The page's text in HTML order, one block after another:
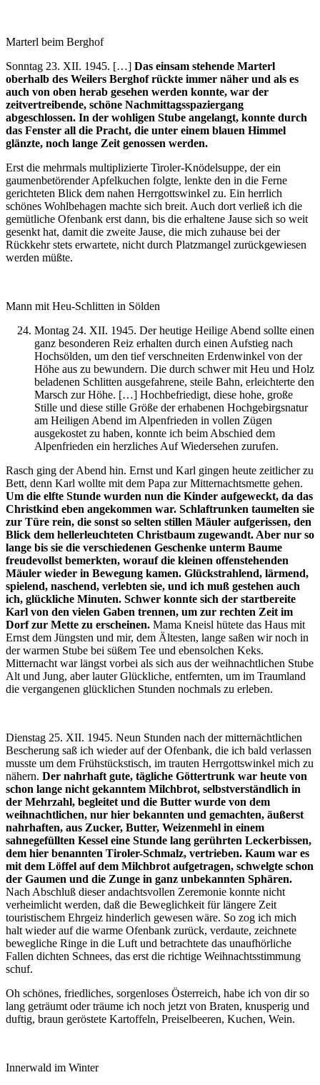
Marterl beim Berghof
Sonntag 23. XII. 1945. […] Das einsam stehende Marterl
oberhalb des Weilers Berghof rückte immer näher und als es
auch von oben herab gesehen werden konnte, war der
zeitvertreibende, schöne Nachmittagsspaziergang
abgeschlossen. In der wohligen Stube angelangt, konnte durch
das Fenster all die Pracht, die unter einem blauen Himmel
glänzte, noch lange Zeit genossen werden.
Erst die mehrmals multiplizierte Tiroler-Knödelsuppe, der ein
gaumenbetörender Apfelkuchen folgte, lenkte den in die Ferne
gerichteten Blick dem nahen Herrgottswinkel zu. Ein herrlich
schönes Wohlbehagen machte sich breit. Auch dort verließ ich die
gemütliche Ofenbank erst dann, bis die erhaltene Jause sich so weit
gesenkt hat, damit die zweite Jause, die mich zuhause bei der
Rückkehr stets erwartete, nicht durch Platzmangel zurückgewiesen
werden müßte.
Mann mit Heu-Schlitten in Sölden
Montag 24. XII. 1945. Der heutige Heilige Abend sollte einen
ganz besonderen Reiz erhalten durch einen Aufstieg nach
Hochsölden, um den tief verschneiten Erdenwinkel von der
Höhe aus zu bewundern. Die durch schwer mit Heu und Holz
beladenen Schlitten ausgefahrene, steile Bahn, erleichterte den
Marsch zur Höhe. […] Hochbefriedigt, diese hohe, große
Stille und diese stille Größe der erhabenen Hochgebirgsnatur
am Heiligen Abend im Alpenfrieden in vollen Zügen
ausgekostet zu haben, konnte ich beim Abschied dem
Alpenfrieden ein herzliches Auf Wiedersehen zurufen.
Rasch ging der Abend hin. Ernst und Karl gingen heute zeitlicher zu
Bett, denn Karl wollte mit dem Papa zur Mitternachtsmette gehen.
Um die elfte Stunde wurden nun die Kinder aufgeweckt, da das
Christkind eben angekommen war. Schlaftrunken taumelten sie
zur Türe rein, die sonst so selten stillen Mäuler aufgerissen, den
Blick dem hellerleuchteten Christbaum zugewandt. Aber nur so
lange bis sie die verschiedenen Geschenke unterm Baume
freudevollst bemerkten, worauf die kleinen offenstehenden
Mäuler wieder in Bewegung kamen. Glückstrahlend, lärmend,
spielend, naschend, verlebten sie, und ich muß gestehen auch
ich, glückliche Minuten. Schwer konnte sich der startbereite
Karl von den vielen Gaben trennen, um zur rechten Zeit im
Dorf zur Mette zu erscheinen. Mama Kneisl hütete das Haus mit
Ernst dem Jüngsten und mir, dem Ältesten, lange saßen wir noch in
der warmen Stube bei süßem Tee und ebensolchen Keks.
Mitternacht war längst vorbei als sich aus der weihnachtlichen Stube
Alt und Jung, aber lauter Glückliche, entfernten, um im Traumland
die vergangenen glücklichen Stunden nochmals zu erleben.
Dienstag 25. XII. 1945. Neun Stunden nach der mitternächtlichen
Bescherung saß ich wieder auf der Ofenbank, die ich bald verlassen
musste um dem Frühstückstisch, im trauten Herrgottswinkel mich zu
nähern. Der nahrhaft gute, tägliche Göttertrunk war heute von
schon lange nicht gekanntem Milchbrot, selbstverständlich in
der Mehrzahl, begleitet und die Butter wurde von dem
weihnachtlichen, nur hier bekannten und gemachten, äußerst
nahrhaften, aus Zucker, Butter, Weizenmehl in einem
sahnegefüllten Kessel eine Stunde lang gerührten Leckerbissen,
dem hier benannten Tiroler-Schmalz, vertrieben. Kaum war es
mit dem Löffel auf dem Milchbrot aufgetragen, schwelgte schon
der Gaumen und die Zunge in ganz unbekannten Sphären.
Nach Abschluß dieser andachtsvollen Zeremonie konnte nicht
verheimlicht werden, daß die Beweglichkeit für längere Zeit
touristischem Ehrgeiz hinderlich gewesen wäre. So zog ich mich
halt wieder auf die warme Ofenbank zurück, verdaute, zeichnete
bewegliche Ringe in die Luft und betrachtete das unaufhörliche
Fallen dichten Schnees, das erst die richtige Weihnachtsstimmung
schuf.
Oh schönes, friedliches, sorgenloses Österreich, habe ich von dir so
lang geträumt oder träume ich noch jetzt von Braten, knusperig und
duftig, braun geröstete Kartoffeln, Preiselbeeren, Kuchen, Wein.
Innerwald im Winter